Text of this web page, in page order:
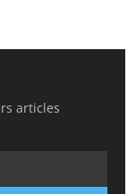
articles